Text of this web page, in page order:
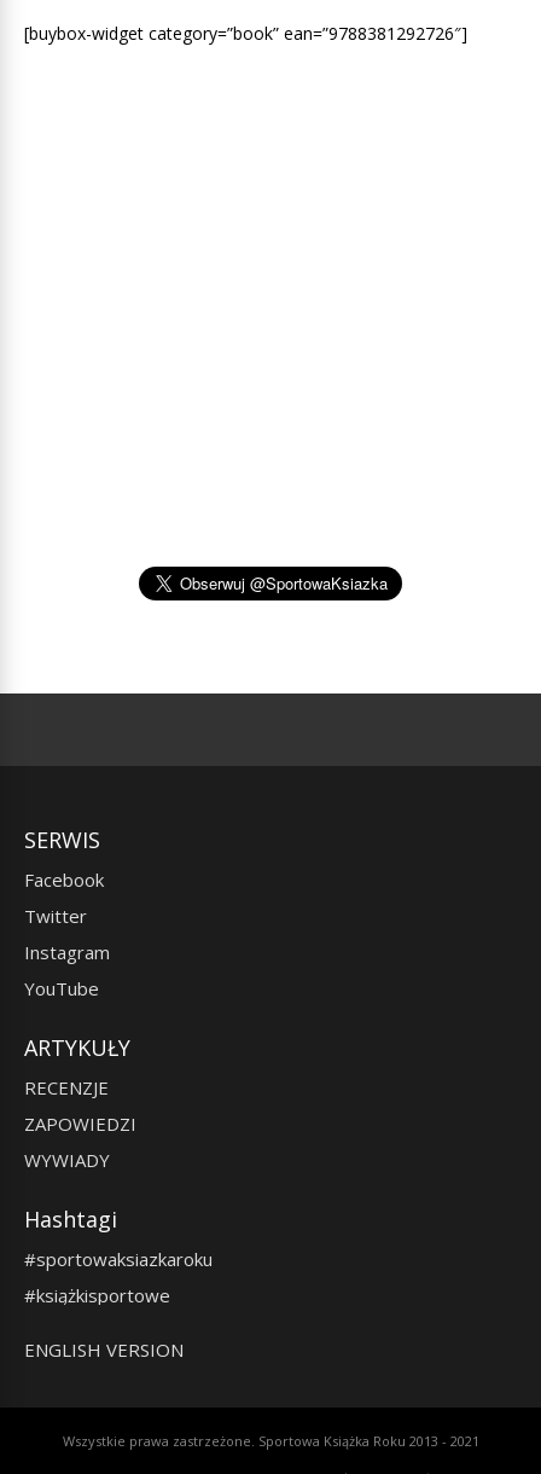
[buybox-widget category=”book” ean=”9788381292726″]
SERWIS
Facebook
Twitter
Instagram
YouTube
ARTYKUŁY
RECENZJE
ZAPOWIEDZI
WYWIADY
Hashtagi
#sportowaksiazkaroku
#książkisportowe
ENGLISH VERSION
Wszystkie prawa zastrzeżone. Sportowa Książka Roku 2013 - 2021